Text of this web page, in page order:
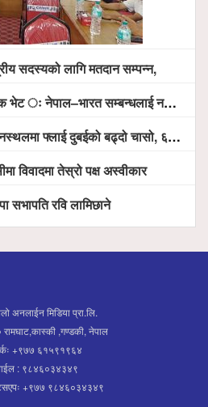
सदस्यको लागि मतदान सम्पन्न,
सम्बन्धलाई नयाँ उचाइमा पु¥याउने साझा प्रतिबद्धता
चासो, ६ घण्टा लामो प्राविधिक निरीक्षणपछि दैनिक उडानको ढोका खुल्दै
विवादमा तेस्रो पक्ष अस्वीकार
सभापति रवि लामिछाने
अनलाईन मिडिया प्रा.लि.
रामघाट,कास्की ,गण्डकी, नेपाल
+९७७ ६१५९१९६४
: ९८४६०३४३४९
+९७७ ९८४६०३४३४९